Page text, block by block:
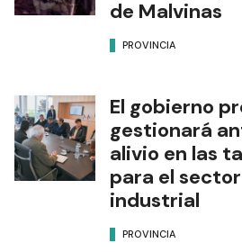
de Malvinas
PROVINCIA
El gobierno
gestionará
alivio en las
para el
industrial
PROVINCIA